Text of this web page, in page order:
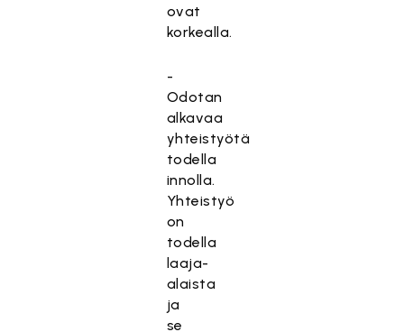
ovat
korkealla.
-
Odotan
alkavaa
yhteistyötä
todella
innolla.
Yhteistyö
on
todella
laaja-
alaista
ja
se